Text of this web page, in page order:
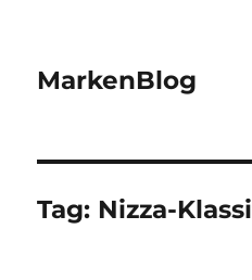
MarkenBlog
Tag: Nizza-